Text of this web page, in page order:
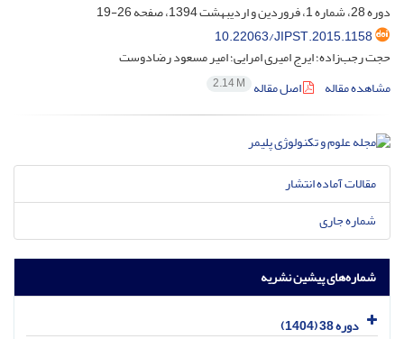
دوره 28، شماره 1، فروردین و اردیبهشت 1394، صفحه
26-19
10.22063/JIPST.2015.1158
حجت رجب‌زاده؛ ایرج امیری امرایی؛ امیر مسعود رضادوست
مشاهده مقاله
اصل مقاله 2.14 M
مقالات آماده انتشار
شماره جاری
شماره‌های پیشین نشریه
دوره 38 (1404)